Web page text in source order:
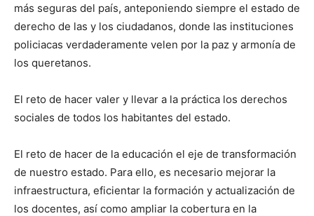
más seguras del país, anteponiendo siempre el estado de
derecho de las y los ciudadanos, donde las instituciones
policiacas verdaderamente velen por la paz y armonía de
los queretanos.
El reto de hacer valer y llevar a la práctica los derechos
sociales de todos los habitantes del estado.
El reto de hacer de la educación el eje de transformación
de nuestro estado. Para ello, es necesario mejorar la
infraestructura, eficientar la formación y actualización de
los docentes, así como ampliar la cobertura en la